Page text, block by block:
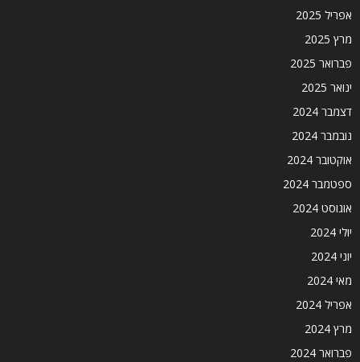
אפריל 2025
מרץ 2025
פברואר 2025
ינואר 2025
דצמבר 2024
נובמבר 2024
אוקטובר 2024
ספטמבר 2024
אוגוסט 2024
יולי 2024
יוני 2024
מאי 2024
אפריל 2024
מרץ 2024
פברואר 2024